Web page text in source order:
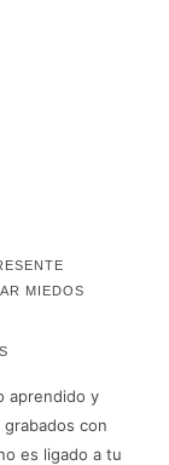
MIEDOS
aprendido y
con
es ligado a tu